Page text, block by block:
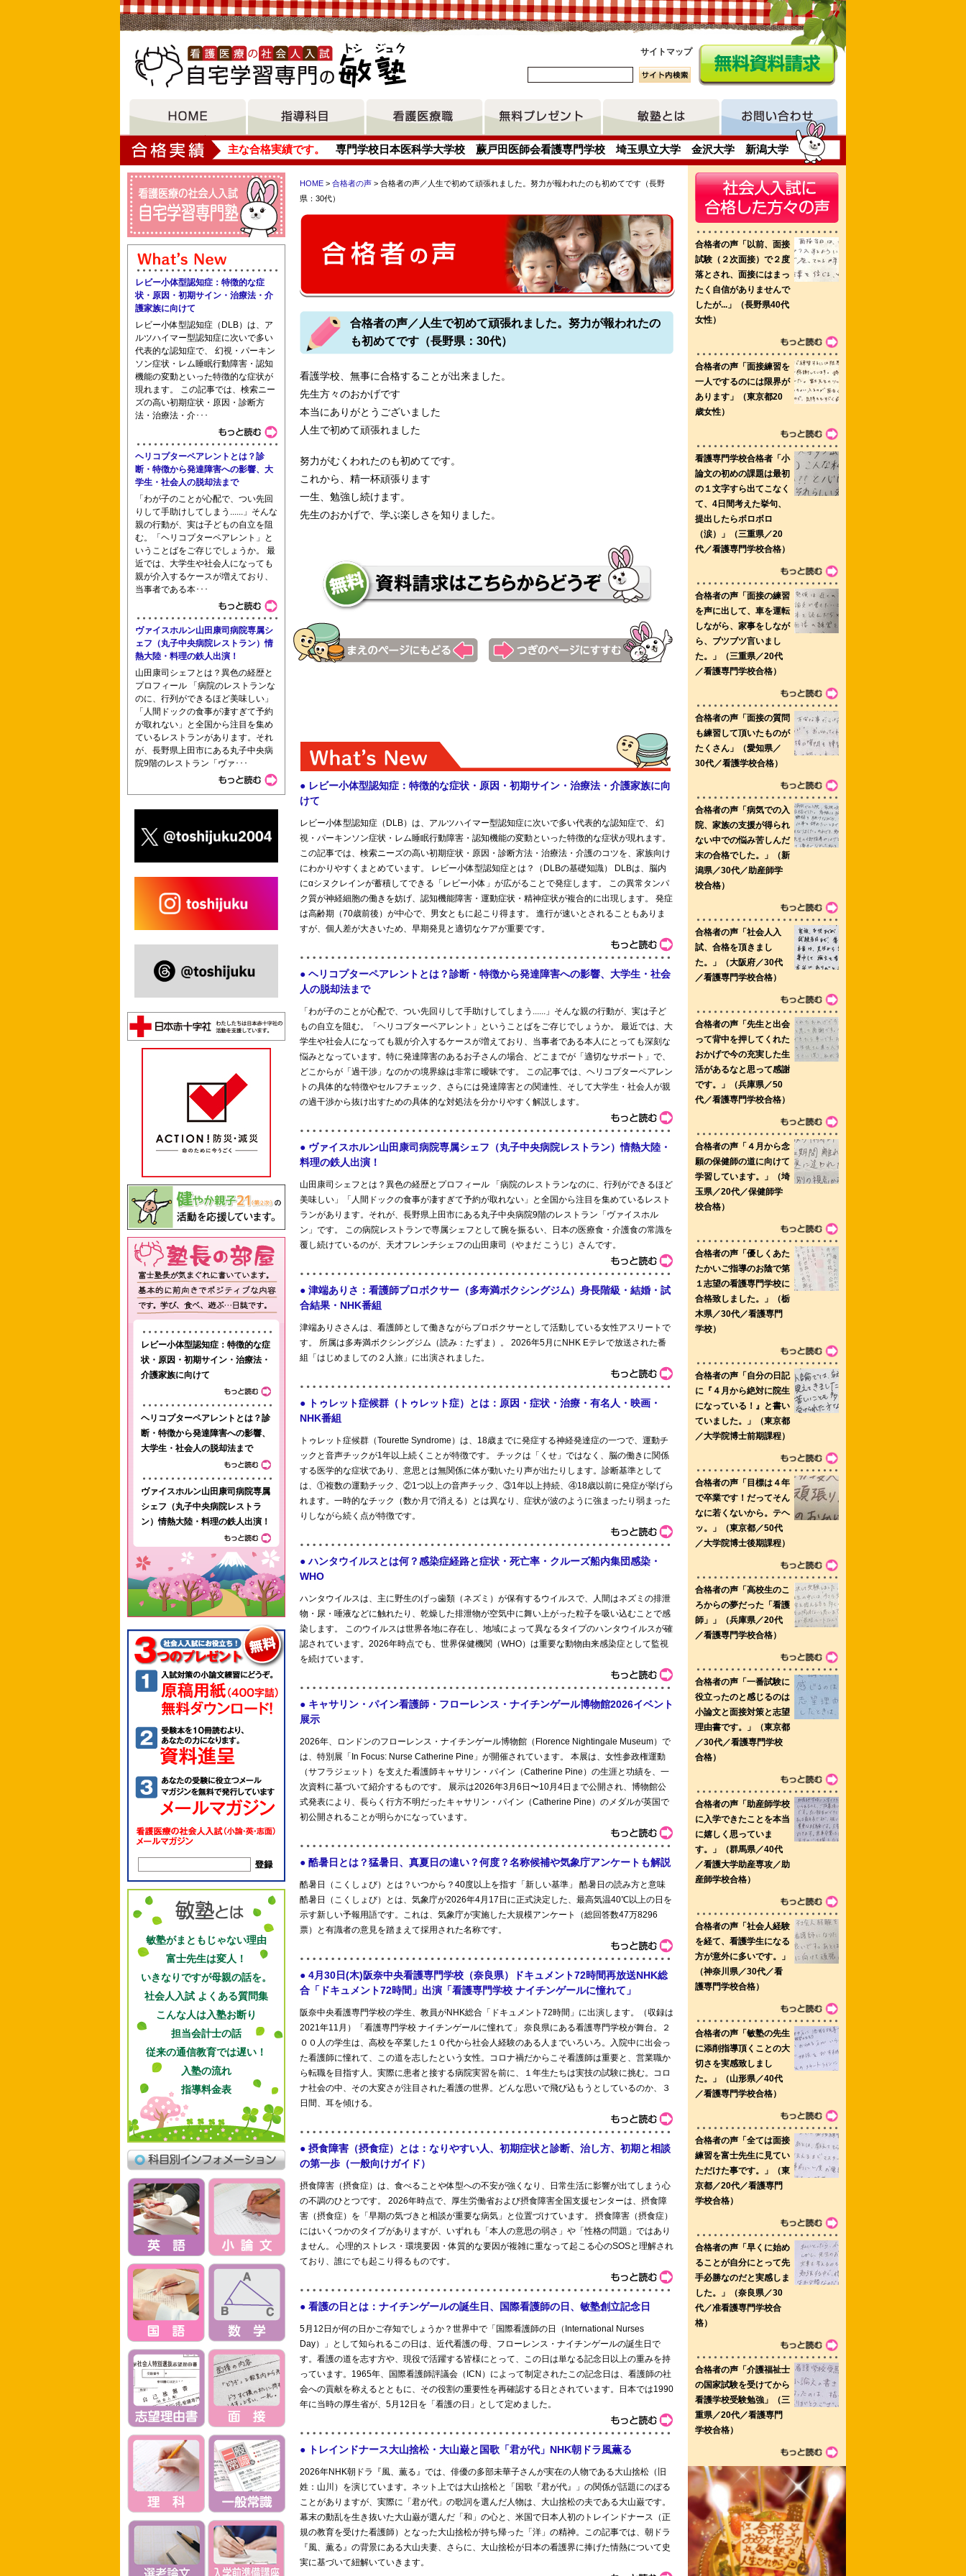
サイトマップ
大垣女子短期大学 主な合格実績です。 専門学校日本医科学大学校 蕨戸田医師会看護専門学校 埼玉県立大学 金沢大学 新潟大学
高尾看護専門学校 浦和看護専門学校 日南看護専門学校 滋賀県立看護専門学校 上尾市医師会上尾看護学校
東京医科大学 川崎市立看護短期大学 東京都立府中看護専門学校 湘南看護専門学校 聖灯看護専門学校
川口市立看護専門学校 甲府看護専門学校 学校法人湘央学園浦添看護学校 東京女子医大看護学校 墨田看護専門学校
横浜中央看護専門学校 行岡医学技術専門学校 首都大学東京大学院人間健康科学研究科（博士前期課程）看護科学域 看護倫理・管理学／看護倫
理学看護管理学分野 たかさき・ナイチンゲール学院 東京都立板橋看護専門学校
HOME > 合格者の声 > 合格者の声／人生で初めて頑張れました。努力が報われたのも初めてです（長野
県：30代）
合格者の声／人生で初めて頑張れました。努力が報われたの
も初めてです（長野県：30代）
看護学校、無事に合格することが出来ました。
先生方々のおかげです
本当にありがとうございました
人生で初めて頑張れました
努力がむくわれたのも初めてです。
これから、精一杯頑張ります
一生、勉強し続けます。
先生のおかげで、学ぶ楽しさを知りました。
レビー小体型認知症：特徴的な症
状・原因・初期サイン・治療法・介
護家族に向けて
レビー小体型認知症（DLB）は、ア
ルツハイマー型認知症に次いで多い
代表的な認知症で、 幻視・パーキン
ソン症状・レム睡眠行動障害・認知
機能の変動といった特徴的な症状が
現れます。 この記事では、検索ニー
ズの高い初期症状・原因・診断方
法・治療法・介･･･
ヘリコプターペアレントとは？診
断・特徴から発達障害への影響、大
学生・社会人の脱却法まで
「わが子のことが心配で、つい先回
りして手助けしてしまう......」そんな
親の行動が、実は子どもの自立を阻
む。「ヘリコプターペアレント」と
いうことばをご存じでしょうか。 最
近では、大学生や社会人になっても
親が介入するケースが増えており、
当事者である本･･･
ヴァイスホルン山田康司病院専属シ
ェフ（丸子中央病院レストラン）情
熱大陸・料理の鉄人出演！
山田康司シェフとは？異色の経歴と
プロフィール 「病院のレストランな
のに、行列ができるほど美味しい」
「人間ドックの食事が凄すぎて予約
が取れない」と全国から注目を集め
ているレストランがあります。それ
が、長野県上田市にある丸子中央病
院9階のレストラン「ヴァ･･･
レビー小体型認知症：特徴的な症
状・原因・初期サイン・治療法・
介護家族に向けて
ヘリコプターペアレントとは？診
断・特徴から発達障害への影響、
大学生・社会人の脱却法まで
ヴァイスホルン山田康司病院専属
シェフ（丸子中央病院レストラ
ン）情熱大陸・料理の鉄人出演！
敏塾がまともじゃない理由
富士先生は変人！
いきなりですが母親の話を。
社会人入試 よくある質問集
こんな人は入塾お断り
担当会計士の話
従来の通信教育では遅い！
入塾の流れ
指導料金表